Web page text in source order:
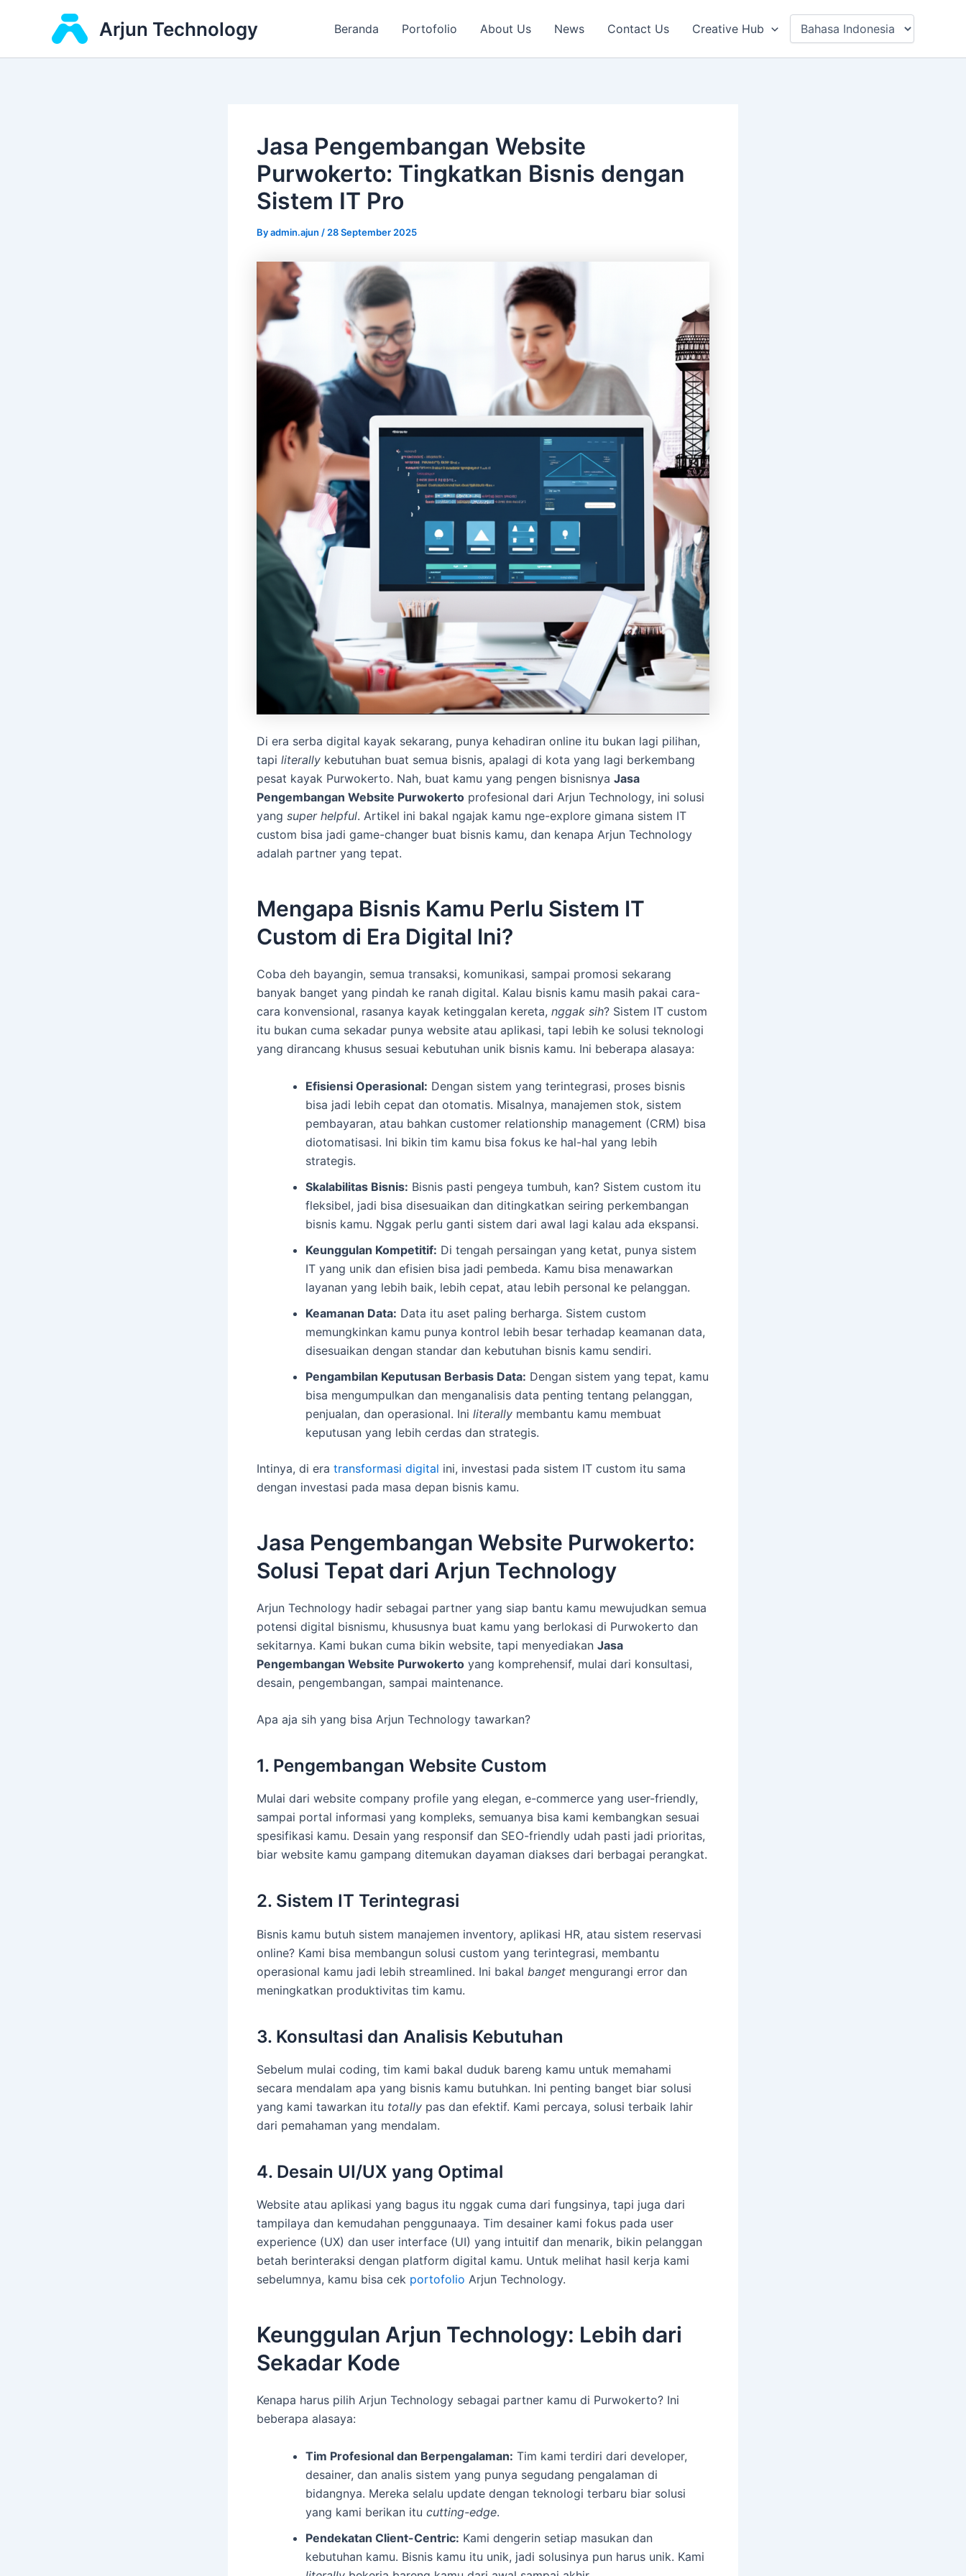
Arjun Technology Beranda Portofolio About Us News Contact Us Creative Hub
Jasa Pengembangan Website
Purwokerto: Tingkatkan Bisnis dengan
Sistem IT Pro
Byadmin.ajun / 28 September 2025
Di era serba digital kayak sekarang, punya kehadiran online itu bukan lagi pilihan,
tapi literally kebutuhan buat semua bisnis, apalagi di kota yang lagi berkembang
pesat kayak Purwokerto. Nah, buat kamu yang pengen bisnisnya Jasa
Pengembangan Website Purwokerto profesional dari Arjun Technology, ini solusi
yang super helpful. Artikel ini bakal ngajak kamu nge-explore gimana sistem IT
custom bisa jadi game-changer buat bisnis kamu, dan kenapa Arjun Technology
adalah partner yang tepat.
Mengapa Bisnis Kamu Perlu Sistem IT
Custom di Era Digital Ini?
Coba deh bayangin, semua transaksi, komunikasi, sampai promosi sekarang
banyak banget yang pindah ke ranah digital. Kalau bisnis kamu masih pakai cara-
cara konvensional, rasanya kayak ketinggalan kereta, nggak sih? Sistem IT custom
itu bukan cuma sekadar punya website atau aplikasi, tapi lebih ke solusi teknologi
yang dirancang khusus sesuai kebutuhan unik bisnis kamu. Ini beberapa alasaya:
Efisiensi Operasional: Dengan sistem yang terintegrasi, proses bisnis
bisa jadi lebih cepat dan otomatis. Misalnya, manajemen stok, sistem
pembayaran, atau bahkan customer relationship management (CRM) bisa
diotomatisasi. Ini bikin tim kamu bisa fokus ke hal-hal yang lebih
strategis.
Skalabilitas Bisnis: Bisnis pasti pengeya tumbuh, kan? Sistem custom itu
fleksibel, jadi bisa disesuaikan dan ditingkatkan seiring perkembangan
bisnis kamu. Nggak perlu ganti sistem dari awal lagi kalau ada ekspansi.
Keunggulan Kompetitif: Di tengah persaingan yang ketat, punya sistem
IT yang unik dan efisien bisa jadi pembeda. Kamu bisa menawarkan
layanan yang lebih baik, lebih cepat, atau lebih personal ke pelanggan.
Keamanan Data: Data itu aset paling berharga. Sistem custom
memungkinkan kamu punya kontrol lebih besar terhadap keamanan data,
disesuaikan dengan standar dan kebutuhan bisnis kamu sendiri.
Pengambilan Keputusan Berbasis Data: Dengan sistem yang tepat, kamu
bisa mengumpulkan dan menganalisis data penting tentang pelanggan,
penjualan, dan operasional. Ini literally membantu kamu membuat
keputusan yang lebih cerdas dan strategis.
Intinya, di era transformasi digital ini, investasi pada sistem IT custom itu sama
dengan investasi pada masa depan bisnis kamu.
Jasa Pengembangan Website Purwokerto:
Solusi Tepat dari Arjun Technology
Arjun Technology hadir sebagai partner yang siap bantu kamu mewujudkan semua
potensi digital bisnismu, khususnya buat kamu yang berlokasi di Purwokerto dan
sekitarnya. Kami bukan cuma bikin website, tapi menyediakan Jasa
Pengembangan Website Purwokerto yang komprehensif, mulai dari konsultasi,
desain, pengembangan, sampai maintenance.
Apa aja sih yang bisa Arjun Technology tawarkan?
1. Pengembangan Website Custom
Mulai dari website company profile yang elegan, e-commerce yang user-friendly,
sampai portal informasi yang kompleks, semuanya bisa kami kembangkan sesuai
spesifikasi kamu. Desain yang responsif dan SEO-friendly udah pasti jadi prioritas,
biar website kamu gampang ditemukan dayaman diakses dari berbagai perangkat.
2. Sistem IT Terintegrasi
Bisnis kamu butuh sistem manajemen inventory, aplikasi HR, atau sistem reservasi
online? Kami bisa membangun solusi custom yang terintegrasi, membantu
operasional kamu jadi lebih streamlined. Ini bakal banget mengurangi error dan
meningkatkan produktivitas tim kamu.
3. Konsultasi dan Analisis Kebutuhan
Sebelum mulai coding, tim kami bakal duduk bareng kamu untuk memahami
secara mendalam apa yang bisnis kamu butuhkan. Ini penting banget biar solusi
yang kami tawarkan itu totally pas dan efektif. Kami percaya, solusi terbaik lahir
dari pemahaman yang mendalam.
4. Desain UI/UX yang Optimal
Website atau aplikasi yang bagus itu nggak cuma dari fungsinya, tapi juga dari
tampilaya dan kemudahan penggunaaya. Tim desainer kami fokus pada user
experience (UX) dan user interface (UI) yang intuitif dan menarik, bikin pelanggan
betah berinteraksi dengan platform digital kamu. Untuk melihat hasil kerja kami
sebelumnya, kamu bisa cek portofolio Arjun Technology.
Keunggulan Arjun Technology: Lebih dari
Sekadar Kode
Kenapa harus pilih Arjun Technology sebagai partner kamu di Purwokerto? Ini
beberapa alasaya:
Tim Profesional dan Berpengalaman: Tim kami terdiri dari developer,
desainer, dan analis sistem yang punya segudang pengalaman di
bidangnya. Mereka selalu update dengan teknologi terbaru biar solusi
yang kami berikan itu cutting-edge.
Pendekatan Client-Centric: Kami dengerin setiap masukan dan
kebutuhan kamu. Bisnis kamu itu unik, jadi solusinya pun harus unik. Kami